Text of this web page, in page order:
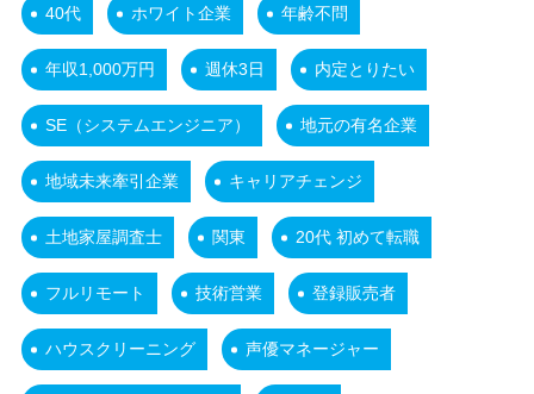
40代 ホワイト企業 年齢不問
年収1,000万円 週休3日 内定とりたい
SE（システムエンジニア） 地元の有名企業
地域未来牽引企業 キャリアチェンジ
土地家屋調査士 関東 20代 初めて転職
フルリモート 技術営業 登録販売者
ハウスクリーニング 声優マネージャー